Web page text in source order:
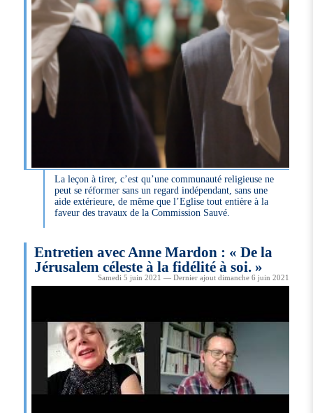
La leçon à tirer, c’est qu’une communauté religieuse ne
peut se réformer sans un regard indépendant, sans une
aide extérieure, de même que l’Eglise tout entière à la
faveur des travaux de la Commission Sauvé.
Entretien avec Anne Mardon : « De la
Jérusalem céleste à la fidélité à soi. »
Samedi 5 juin 2021 — Dernier ajout dimanche 6 juin 2021